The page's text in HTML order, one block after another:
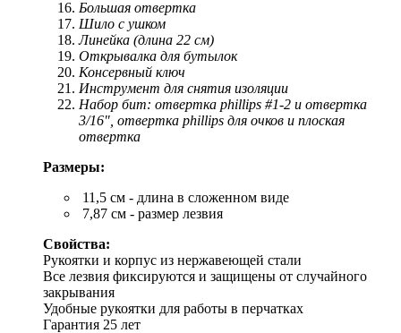
Большая отвертка
Шило с ушком
Линейка (длина 22 см)
Открывалка для бутылок
Консервный ключ
Инструмент для снятия изоляции
Набор бит: отвертка phillips #1-2 и отвертка
3/16", отвертка phillips для очков и плоская
отвертка
Размеры:
11,5 см - длина в сложенном виде
7,87 см - размер лезвия
Свойства:
Рукоятки и корпус из нержавеющей стали
Все лезвия фиксируются и защищены от случайного
закрывания
Удобные рукоятки для работы в перчатках
Гарантия 25 лет